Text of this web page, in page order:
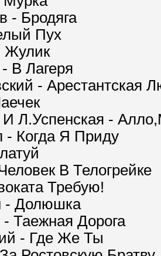
- Бродяга
Пух
Жулик
В Лагеря
- Арестантская
И Л.Успенская -
- Когда Я Приду
В Телогрейке
Требую!
- Долюшка
Таежная Дорога
- Где Же Ты